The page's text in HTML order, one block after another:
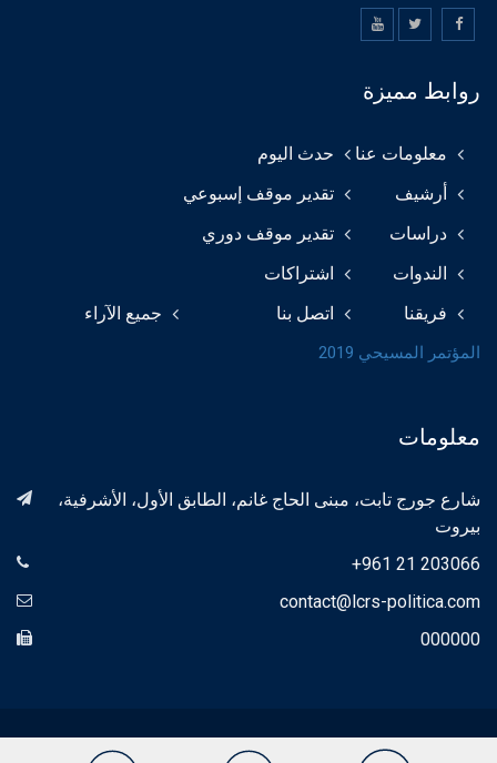
روابط مميزة
معلومات عنا
أرشيف
دراسات
الندوات
فريقنا
حدث اليوم
تقدير موقف إسبوعي
تقدير موقف دوري
اشتراكات
اتصل بنا
جميع الآراء
المؤتمر المسيحي 2019
معلومات
شارع جورج تابت، مبنى الحاج غانم، الطابق الأول، الأشرفية،
بيروت
+961 21 203066
contact@lcrs-politica.com
000000
Proximity